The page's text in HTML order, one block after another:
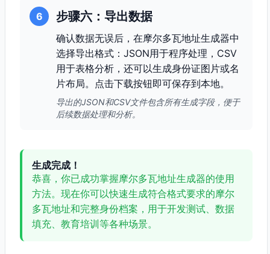
6 步骤六：导出数据
确认数据无误后，在摩尔多瓦地址生成器中
选择导出格式：JSON用于程序处理，CSV
用于表格分析，还可以生成身份证图片或名
片布局。点击下载按钮即可保存到本地。
导出的JSON和CSV文件包含所有生成字段，便于
后续数据处理和分析。
生成完成！
恭喜，你已成功掌握摩尔多瓦地址生成器的使用
方法。现在你可以快速生成符合格式要求的摩尔
多瓦地址和完整身份档案，用于开发测试、数据
填充、教育培训等各种场景。